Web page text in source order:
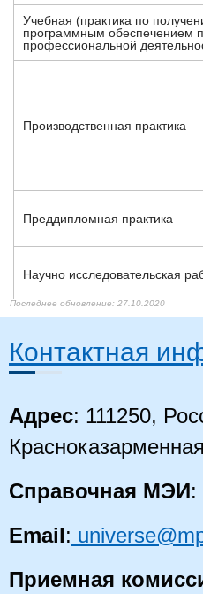
25.12.2021
25.12.2021
25.12.2021
25.12.2021
25.12.2021
25.12.2021
25.12.2021
25.12.2021
25.12.2021
25.12.2021
26.12.2021
26.02.2022
26.02.2022
Учебная (практика по
программным обеспечением
профессиональной
27.10.2020
Производственная практика
27.10.2020
Преддипломная практика
27.10.2020
Научно исследовательская
27.10.2020
Контактная
Адрес: 111250,
Справочная МЭИ:
Email:
Приемная